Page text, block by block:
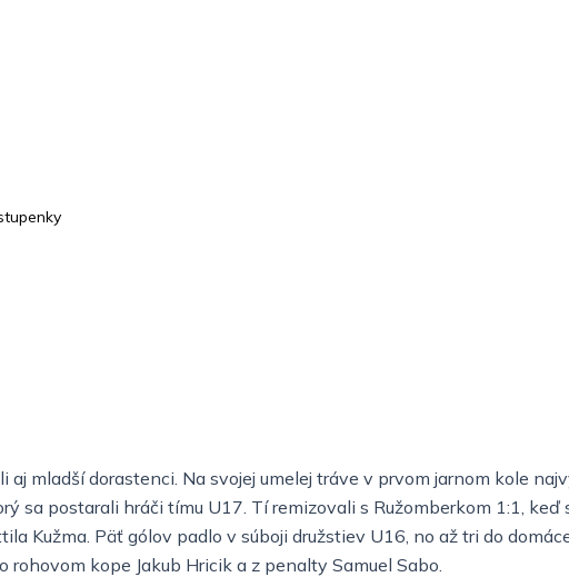
mladší dorastenci. Na svojej umelej tráve v prvom jarnom kole
sa postarali hráči tímu U17. Tí remizovali s Ružomberkom 1:1, keď
Kužma. Päť gólov padlo v súboji družstiev U16, no až tri do
kope Jakub Hricik a z penalty Samuel Sabo.